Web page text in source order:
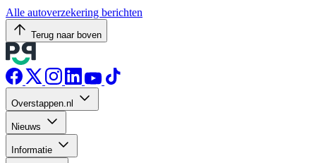
Alle autoverzekering berichten
Terug naar boven
Overstappen.nl
Nieuws
Informatie